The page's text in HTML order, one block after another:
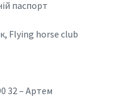
паспорт
Flying horse club
32 – Артем